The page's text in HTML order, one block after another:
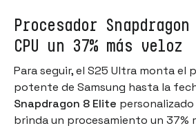
Procesador
CPU un 37% más veloz
Para seguir, el S25 Ultra monta el
potente de Samsung hasta la
Snapdragon 8 Elite personalizado
brinda un procesamiento un 37%